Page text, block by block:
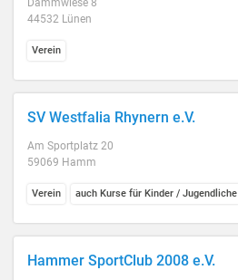
Dammwiese 8
44532 Lünen
Verein
SV Westfalia Rhynern e.V.
Am Sportplatz 20
59069 Hamm
Verein auch Kurse für Kinder / Jugendliche
Hammer SportClub 2008 e.V.